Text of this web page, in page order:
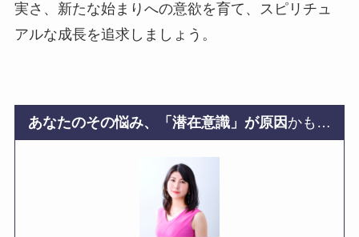
実さ、新たな始まりへの意欲を育て、スピリチュ
アルな成長を追求しましょう。
あなたのその悩み、「潜在意識」が原因 かも…